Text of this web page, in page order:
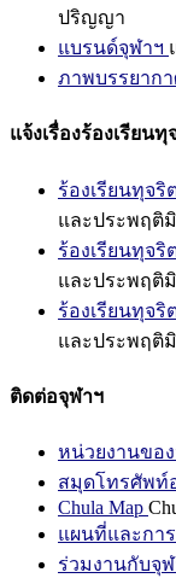
ปริญญา
แบรนด์จุฬาฯ
ภาพบรรยาก
แจ้งเรื่องร้องเรียนทุ
ร้องเรียนทุจ
และประพฤติ
ร้องเรียนทุจ
และประพฤติ
ร้องเรียนทุจ
และประพฤติ
ติดต่อจุฬาฯ
หน่วยงานขอ
สมุดโทรศัพท์
Chula Map
แผนที่และกา
ร่วมงานกับจุ